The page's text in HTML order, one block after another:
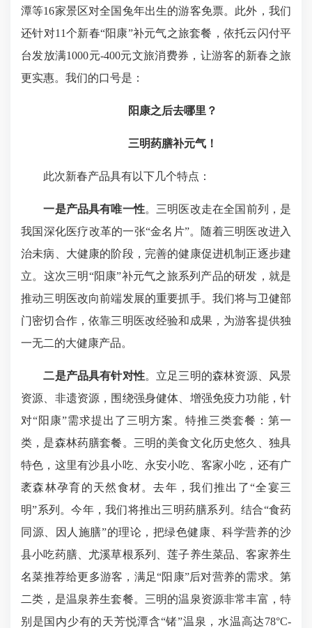
潭等16家景区对全国兔年出生的游客免票。此外，我们
还针对11个新春“阳康”补元气之旅套餐，依托云闪付平
台发放满1000元-400元文旅消费券，让游客的新春之旅
更实惠。我们的口号是：
阳康之后去哪里？
三明药膳补元气！
此次新春产品具有以下几个特点：
一是产品具有唯一性。三明医改走在全国前列，是
我国深化医疗改革的一张“金名片”。随着三明医改进入
治未病、大健康的阶段，完善的健康促进机制正逐步建
立。这次三明“阳康”补元气之旅系列产品的研发，就是
推动三明医改向前端发展的重要抓手。我们将与卫健部
门密切合作，依靠三明医改经验和成果，为游客提供独
一无二的大健康产品。
二是产品具有针对性。立足三明的森林资源、风景
资源、非遗资源，围绕强身健体、增强免疫力功能，针
对“阳康”需求提出了三明方案。特推三类套餐：第一
类，是森林药膳套餐。三明的美食文化历史悠久、独具
特色，这里有沙县小吃、永安小吃、客家小吃，还有广
袤森林孕育的天然食材。去年，我们推出了“全宴三
明”系列。今年，我们将推出三明药膳系列。结合“食药
同源、因人施膳”的理论，把绿色健康、科学营养的沙
县小吃药膳、尤溪草根系列、莲子养生菜品、客家养生
名菜推荐给更多游客，满足“阳康”后对营养的需求。第
二类，是温泉养生套餐。三明的温泉资源非常丰富，特
别是国内少有的天芳悦潭含“锗”温泉，水温高达78°C-